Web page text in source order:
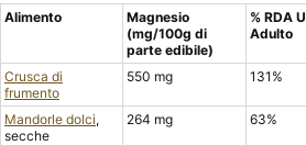
Alimento
Magnesio
(mg/100g di
parte edibile)
% RDA
Adulto
Crusca di
frumento
550 mg 131%
Mandorle dolci,
secche
264 mg 63%